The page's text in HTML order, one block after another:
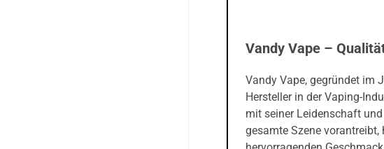
Vandy Vape –
Vandy Vape, gegründet im
Hersteller in der Vaping-
mit seiner Leidenschaft
gesamte Szene